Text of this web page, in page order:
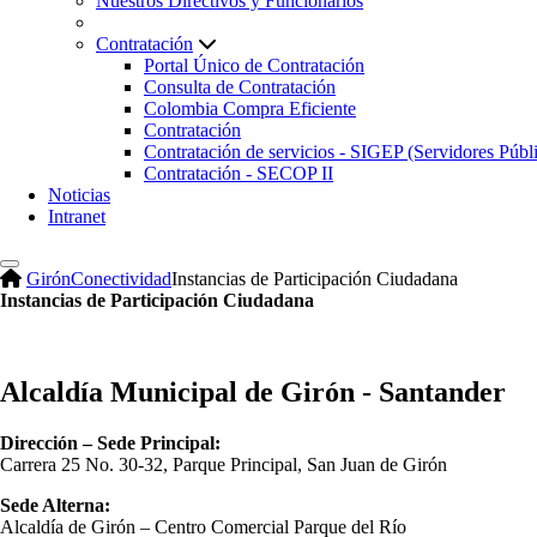
Contratación
Portal Único de Contratación
Consulta de Contratación
Colombia Compra Eficiente
Contratación
Contratación de servicios - SIGEP (Servidores
Contratación - SECOP II
Noticias
Intranet
GirónConectividadInstancias de Participación Ciudadana
Instancias de Participación Ciudadana
Alcaldía Municipal de Girón - Santander
Dirección – Sede Principal:
Carrera 25 No. 30-32, Parque Principal, San Juan de Girón
Sede Alterna:
Alcaldía de Girón – Centro Comercial Parque del Río